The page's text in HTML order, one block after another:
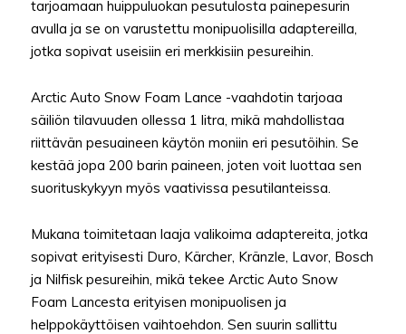
tarjoamaan huippuluokan pesutulosta painepesurin
avulla ja se on varustettu monipuolisilla adaptereilla,
jotka sopivat useisiin eri merkkisiin pesureihin.
Arctic Auto Snow Foam Lance -vaahdotin tarjoaa
säiliön tilavuuden ollessa 1 litra, mikä mahdollistaa
riittävän pesuaineen käytön moniin eri pesutöihin. Se
kestää jopa 200 barin paineen, joten voit luottaa sen
suorituskykyyn myös vaativissa pesutilanteissa.
Mukana toimitetaan laaja valikoima adaptereita, jotka
sopivat erityisesti Duro, Kärcher, Kränzle, Lavor, Bosch
ja Nilfisk pesureihin, mikä tekee Arctic Auto Snow
Foam Lancesta erityisen monipuolisen ja
helppokäyttöisen vaihtoehdon. Sen suurin sallittu